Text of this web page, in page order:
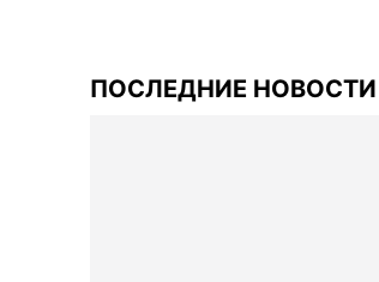
ПОСЛЕДНИЕ НОВОСТИ